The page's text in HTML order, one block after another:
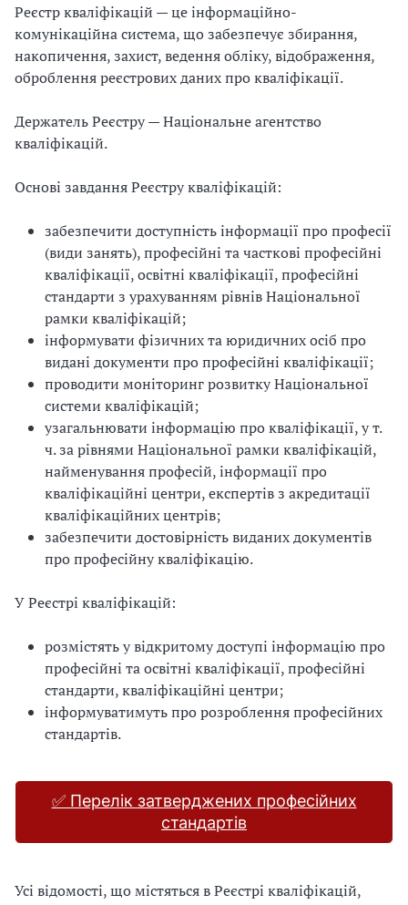
Реєстр кваліфікацій — це інформаційно-
комунікаційна система, що забезпечує збирання,
накопичення, захист, ведення обліку, відображення,
оброблення реєстрових даних про кваліфікації.
Держатель Реєстру — Національне агентство
кваліфікацій.
Основі завдання Реєстру кваліфікацій:
забезпечити доступність інформації про професії
(види занять), професійні та часткові професійні
кваліфікації, освітні кваліфікації, професійні
стандарти з урахуванням рівнів Національної
рамки кваліфікацій;
інформувати фізичних та юридичних осіб про
видані документи про професійні кваліфікації;
проводити моніторинг розвитку Національної
системи кваліфікацій;
узагальнювати інформацію про кваліфікації, у т.
ч. за рівнями Національної рамки кваліфікацій,
найменування професій, інформації про
кваліфікаційні центри, експертів з акредитації
кваліфікаційних центрів;
забезпечити достовірність виданих документів
про професійну кваліфікацію.
У Реєстрі кваліфікацій:
розмістять у відкритому доступі інформацію про
професійні та освітні кваліфікації, професійні
стандарти, кваліфікаційні центри;
інформуватимуть про розроблення професійних
стандартів.
✅ Перелік затверджених професійних
стандартів
Усі відомості, що містяться в Реєстрі кваліфікацій,